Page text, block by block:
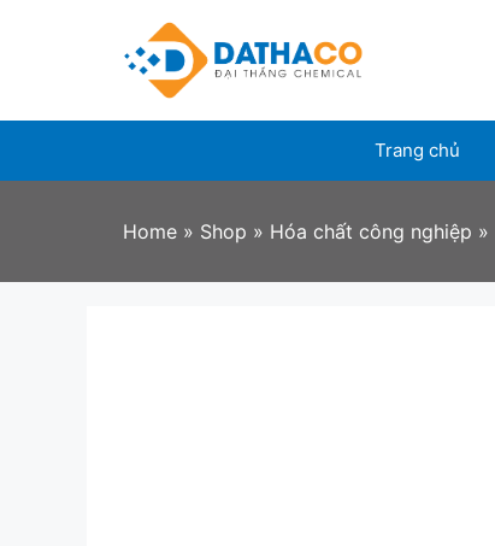
Trang chủ
Home » Shop » Hóa chất công nghiệp »